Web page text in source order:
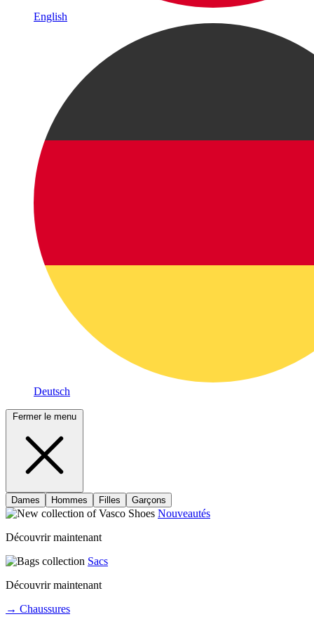
English
Deutsch
Fermer le menu
Dames Hommes Filles Garçons
Nouveautés
Découvrir maintenant
Sacs
Découvrir maintenant
→ Chaussures